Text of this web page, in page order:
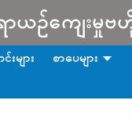
ာယဉ်ကျေးမှု
များ စာပေများ